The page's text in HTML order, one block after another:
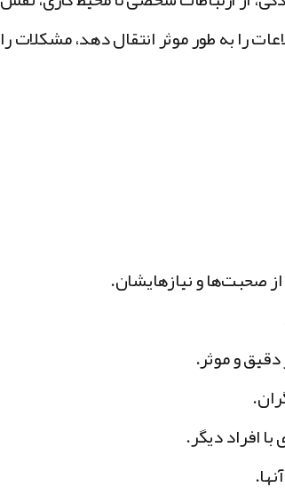
را به طور موثر انتقال دهد، مشکلات را
صحبت‌ها و نیازهایشان.
و موثر.
افراد دیگر.